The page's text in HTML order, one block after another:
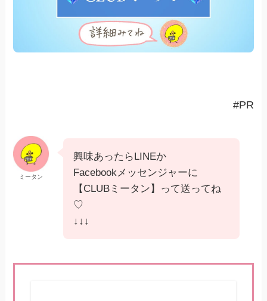
#PR
ミータン
興味あったらLINEか
Facebookメッセンジャーに
【CLUBミータン】って送ってね
♡
↓↓↓